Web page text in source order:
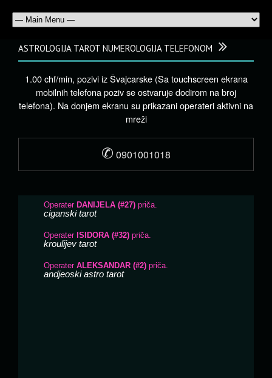
ASTROLOGIJA TAROT NUMEROLOGIJA TELEFONOM
1.00 chf/min, pozivi iz Švajcarske (Sa touchscreen ekrana
mobilnih telefona poziv se ostvaruje dodirom na broj
telefona). Na donjem ekranu su prikazani operateri aktivni na
mreži
✆ 0901001018